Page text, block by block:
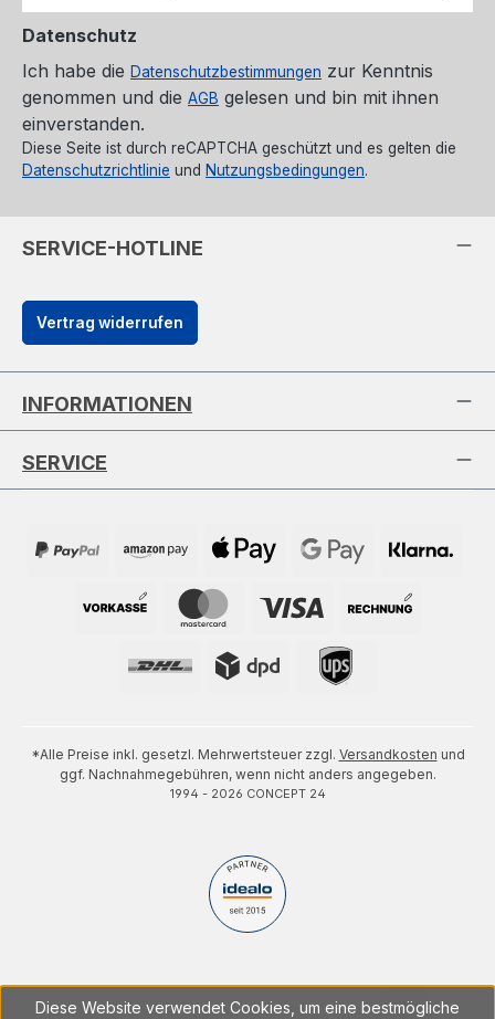
Datenschutz
Ich habe die Datenschutzbestimmungen zur Kenntnis
genommen und die AGB gelesen und bin mit ihnen
einverstanden.
Diese Seite ist durch reCAPTCHA geschützt und es gelten die
Datenschutzrichtlinie und Nutzungsbedingungen.
SERVICE-HOTLINE
Vertrag widerrufen
INFORMATIONEN
SERVICE
*Alle Preise inkl. gesetzl. Mehrwertsteuer zzgl. Versandkosten und
ggf. Nachnahmegebühren, wenn nicht anders angegeben.
1994 - 2026 CONCEPT 24
Diese Website verwendet Cookies, um eine bestmögliche